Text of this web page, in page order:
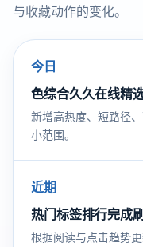
与收藏动作的变化。
今日
色综合久久在线精
新增高热度、短路径
小范围。
近期
热门标签排行完成
根据阅读与点击趋势